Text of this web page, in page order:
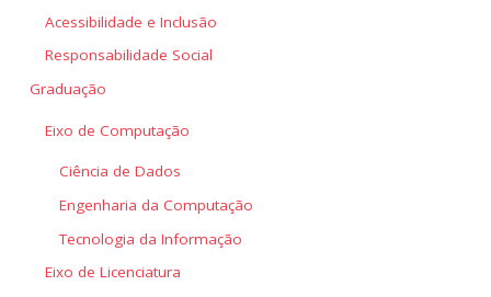
Acessibilidade e Inclusão
Responsabilidade Social
Graduação
Eixo de Computação
Ciência de Dados
Engenharia da Computação
Tecnologia da Informação
Eixo de Licenciatura